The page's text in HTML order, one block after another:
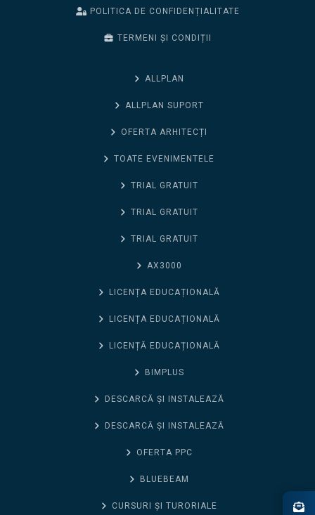
POLITICA DE CONFIDENȚIALITATE
TERMENI ȘI CONDIȚII
ALLPLAN
ALLPLAN SUPORT
OFERTA ARHITECȚI
TOATE EVENIMENTELE
TRIAL GRATUIT
TRIAL GRATUIT
TRIAL GRATUIT
AX3000
LICENȚA EDUCAȚIONALĂ
LICENȚA EDUCAȚIONALĂ
LICENȚĂ EDUCAȚIONALĂ
BIMPLUS
DESCARCĂ ȘI INSTALEAZĂ
DESCARCĂ ȘI INSTALEAZĂ
OFERTA PPC
BLUEBEAM
CURSURI ȘI TURORIALE